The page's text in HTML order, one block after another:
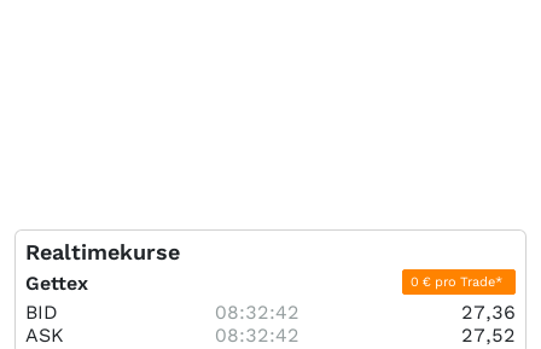
Realtimekurse
Gettex 0 € pro Trade*
BID 08:32:42
27,36
ASK
08:32:42 27,52